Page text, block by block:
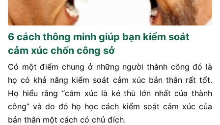
6 cách thông minh giúp bạn kiểm soát
cảm xúc chốn công sở
Có một điểm chung ở những người thành công đó là
họ có khả năng kiểm soát cảm xúc bản thân rất tốt.
Họ hiểu rằng “cảm xúc là kẻ thù lớn nhất của thành
công” và do đó họ học cách kiểm soát cảm xúc của
bản thân một cách có chủ đích.